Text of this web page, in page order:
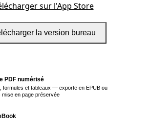
sur l'App Store
la version bureau
PDF numérisé
formules et tableaux — exporte en EPUB ou
mise en page préservée